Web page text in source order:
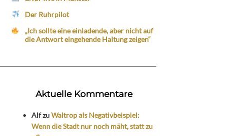
Der Ruhrpilot
„Ich sollte eine einladende, aber nicht auf
die Antwort eingehende Haltung zeigen“
Aktuelle Kommentare
AlfzuWaltrop als Negativbeispiel:
Wenn die Stadt nur noch mäht, statt zu